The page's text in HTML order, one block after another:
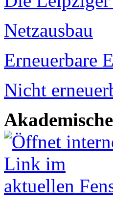
Netzausbau
Erneuerbare
Nicht